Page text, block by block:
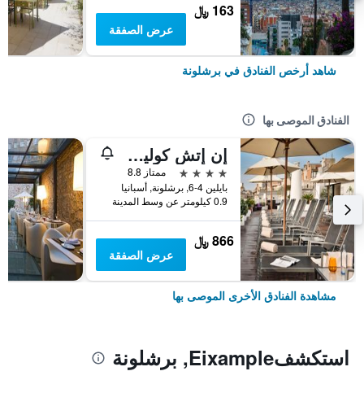
163 ﷼
عرض الصفقة
شاهد أرخص الفنادق في برشلونة
الفنادق الموصى بها
إن إتش كوليكشن برشلونة بوديوم
4 نجوم
ممتاز 8.8
بايلين 4-6, برشلونة, أسبانيا
0.9 كيلومتر عن وسط المدينة
866 ﷼
عرض الصفقة
مشاهدة الفنادق الأخرى الموصى بها
استكشفEixample, برشلونة